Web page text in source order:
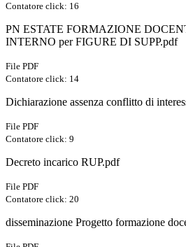
Contatore click: 16
PN ESTATE FORMAZIONE
INTERNO per FIGURE DI SUPP.pdf
File PDF
Contatore click: 14
Dichiarazione assenza conflitto di
File PDF
Contatore click: 9
Decreto incarico RUP.pdf
File PDF
Contatore click: 20
disseminazione Progetto formazione